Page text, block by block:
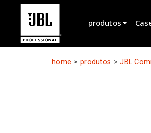
produtos
home >produtos >JBL